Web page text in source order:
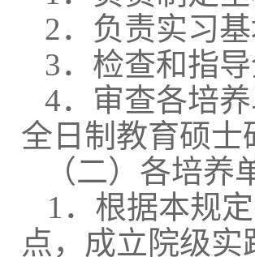
2．负责实习
3．检查和指
4．审查各培
全日制教育硕
（二）各培养
1． 根据本规
点，成立院级